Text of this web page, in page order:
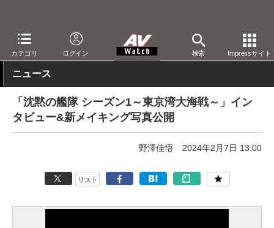
カテゴリ ログイン 検索 Impressサイト
AV Watch コンテンツ・サービス 映像配信 Amazonビデオ
ニュース
「沈黙の艦隊 シーズン1～東京湾大海戦～」イン
タビュー&新メイキング写真公開
野澤佳悟 2024年2月7日 13:00
リスト